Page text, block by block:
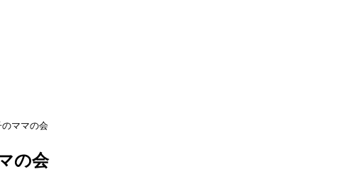
ママの会
の会